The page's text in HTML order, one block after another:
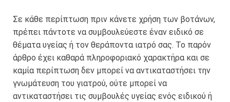
Σε κάθε περίπτωση πριν κάνετε χρήση των βοτάνων,
πρέπει πάντοτε να συμβουλεύεστε έναν ειδικό σε
θέματα υγείας ή τον θεράποντα ιατρό σας. Το παρόν
άρθρο έχει καθαρά πληροφοριακό χαρακτήρα και σε
καμία περίπτωση δεν μπορεί να αντικαταστήσει την
γνωμάτευση του γιατρού, ούτε μπορεί να
αντικαταστήσει τις συμβουλές υγείας ενός ειδικού ή